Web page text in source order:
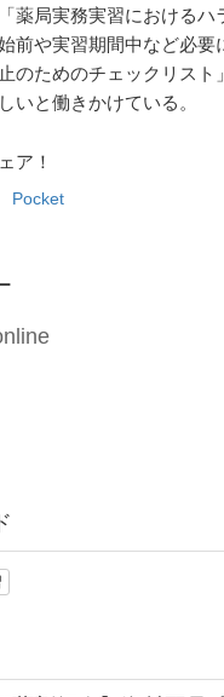
薬局実務実習におけるハ
前や実習期間中など必要
のためのチェックリスト
と働きかけている。
ア！
Pocket